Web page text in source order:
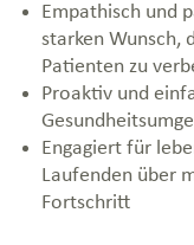
Empathisch und
starken Wunsch,
Patienten zu
Proaktiv und
Engagiert für
Laufenden über
Fortschritt